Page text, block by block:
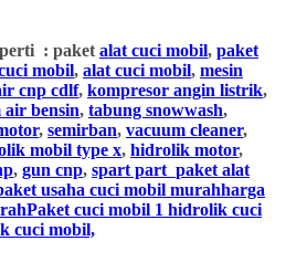
: paket alat cuci mobil, paket
mobil, alat cuci mobil, mesin
cnp cdlf, kompresor angin listrik,
air bensin, tabung snowwash,
, semirban, vacuum cleaner,
mobil type x, hidrolik motor,
, gun cnp, spart part paket alat
usaha cuci mobil murahharga
cuci mobil 1 hidrolik cuci
cuci mobil,